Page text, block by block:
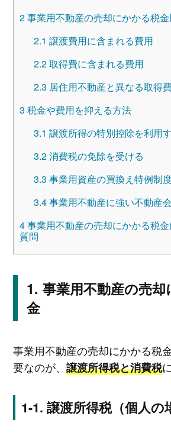
2事業用不動産の売却にかかる税
2.1 譲渡費用に含まれる費用
2.2取得費に含まれる費用
2.3 居住用不動産と異なる取得
3 税金や費用を抑える方法
3.1 譲渡所得の特別控除を利用
3.2消費税の免除を受ける
3.3 事業用資産の買換え特例制
3.4事業用不動産に強い不動産
4事業用不動産の売却にかかる税
質問
事業用不動産の売
金
事業用不動産の売却にかかる税
要なのが、 譲渡所得税と消費税
譲渡所得税（個人の